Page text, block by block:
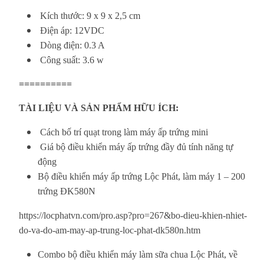
Kích thước: 9 x 9 x 2,5 cm
Điện áp: 12VDC
Dòng điện: 0.3 A
Công suất: 3.6 w
==========
TÀI LIỆU VÀ SẢN PHẨM HỮU ÍCH:
Cách bố trí quạt trong làm máy ấp trứng mini
Giá bộ điều khiển máy ấp trứng đầy đủ tính năng tự
động
Bộ điều khiển máy ấp trứng Lộc Phát, làm máy 1 – 200
trứng ĐK580N
https://locphatvn.com/pro.asp?pro=267&bo-dieu-khien-nhiet-
do-va-do-am-may-ap-trung-loc-phat-dk580n.htm
Combo bộ điều khiển máy làm sữa chua Lộc Phát, về